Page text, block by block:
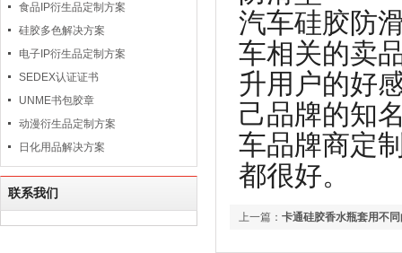
食品IP衍生品定制方案
硅胶多色解决方案
电子IP衍生品定制方案
SEDEX认证证书
UNME书包胶章
动漫衍生品定制方案
日化用品解决方案
联系我们
汽车硅胶防
车相关的卖
升用户的好
己品牌的知
车品牌商定
都很好。
上一篇： 卡通硅胶香水瓶套用不